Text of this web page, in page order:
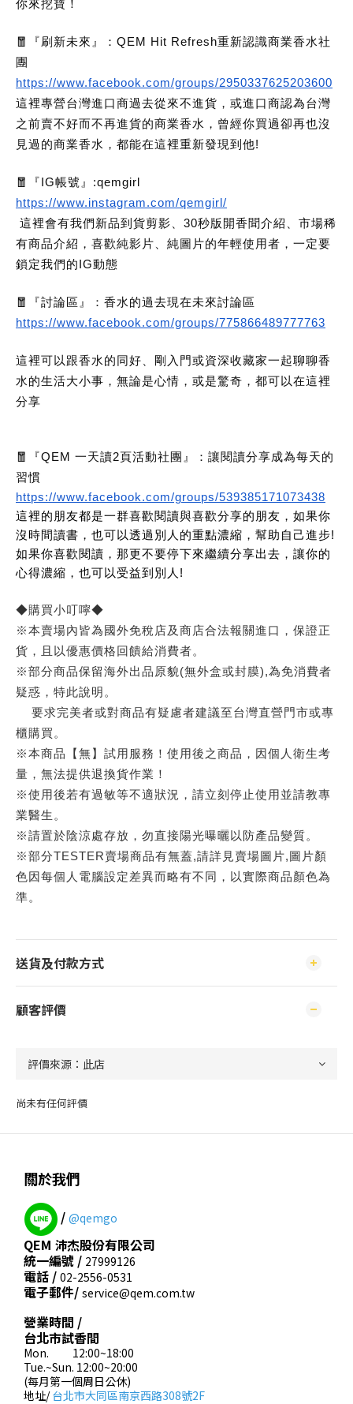
你來挖寶！
🧧『刷新未來』：QEM Hit Refresh重新認識商業香水社
團
https://www.facebook.com/groups/2950337625203600
這裡專營台灣進口商過去從來不進貨，或進口商認為台灣
之前賣不好而不再進貨的商業香水，曾經你買過卻再也沒
見過的商業香水，都能在這裡重新發現到他!
🧧『IG帳號』:qemgirl
https://www.instagram.com/qemgirl/
這裡會有我們新品到貨剪影、30秒版開香聞介紹、市場稀
有商品介紹，喜歡純影片、純圖片的年輕使用者，一定要
鎖定我們的IG動態
🧧『討論區』：香水的過去現在未來討論區
https://www.facebook.com/groups/775866489777763
這裡可以跟香水的同好、剛入門或資深收藏家一起聊聊香
水的生活大小事，無論是心情，或是驚奇，都可以在這裡
分享
🧧『QEM 一天讀2頁活動社團』：讓閱讀分享成為每天的
習慣
https://www.facebook.com/groups/539385171073438
這裡的朋友都是一群喜歡閱讀與喜歡分享的朋友，如果你
沒時間讀書，也可以透過別人的重點濃縮，幫助自己進步!
如果你喜歡閱讀，那更不要停下來繼續分享出去，讓你的
心得濃縮，也可以受益到別人!
◆購買小叮嚀◆
※本賣場內皆為國外免稅店及商店合法報關進口，保證正
貨，且以優惠價格回饋給消費者。
※部分商品保留海外出品原貌(無外盒或封膜),為免消費者
疑惑，特此說明。
要求完美者或對商品有疑慮者建議至台灣直營門市或專
櫃購買。
※本商品【無】試用服務！使用後之商品，因個人衛生考
量，無法提供退換貨作業！
※使用後若有過敏等不適狀況，請立刻停止使用並請教專
業醫生。
※請置於陰涼處存放，勿直接陽光曝曬以防產品變質。
※部分TESTER賣場商品有無蓋,請詳見賣場圖片,圖片顏
色因每個人電腦設定差異而略有不同，以實際商品顏色為
準。
送貨及付款方式
顧客評價
尚未有任何評價
關於我們
/ @qemgo
QEM 沛杰股份有限公司
統一編號 / 27999126
電話 / 02-2556-0531
電子郵件/ service@qem.com.tw
營業時間 /
台北市試香間
Mon. 12:00~18:00
Tue.~Sun. 12:00~20:00
(每月第一個周日公休)
地址/台北市大同區南京西路308號2F